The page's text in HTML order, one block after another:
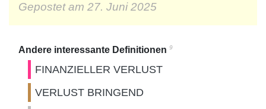
Gepostet am 27. Juni 2025
Andere interessante Definitionen 9
FINANZIELLER VERLUST
VERLUST BRINGEND